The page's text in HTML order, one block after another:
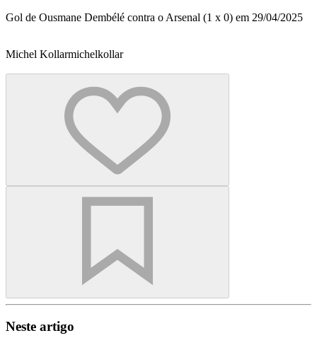
Gol de Ousmane Dembélé contra o Arsenal (1 x 0) em 29/04/2025
Michel Kollarmichelkollar
Neste artigo